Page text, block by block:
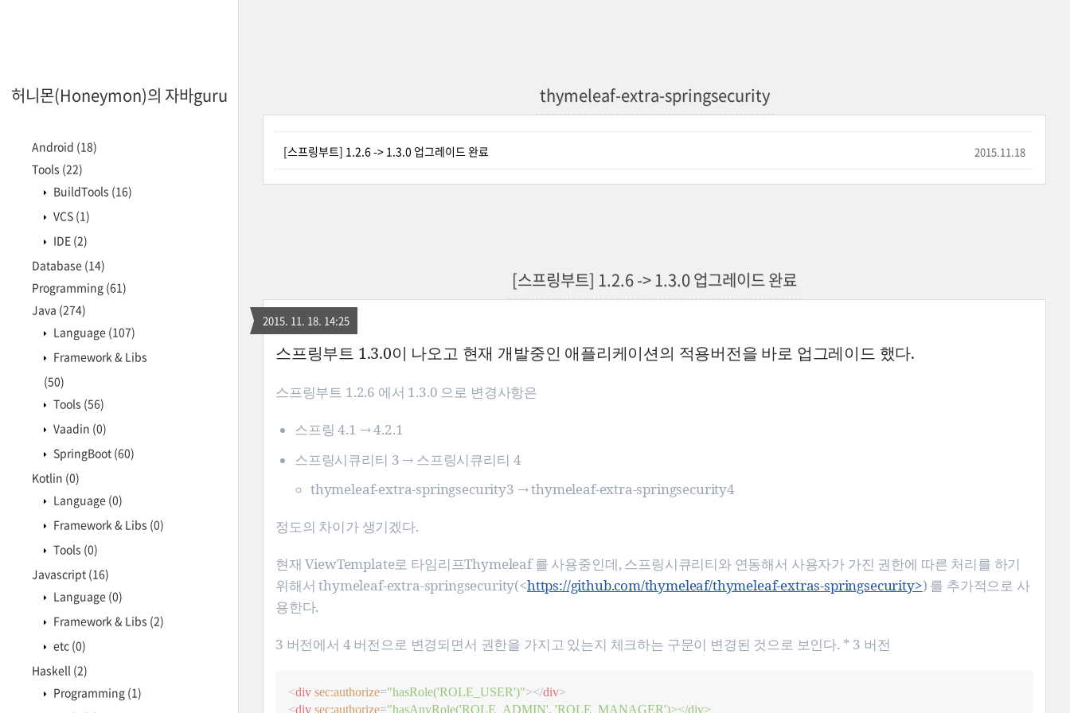
허니몬(Honeymon)의 자바guru
Android (18)
Tools (22)
BuildTools (16)
VCS (1)
IDE (2)
Database (14)
Programming (61)
Java (274)
Language (107)
Framework & Libs
(50)
Tools (56)
Vaadin (0)
SpringBoot (60)
Kotlin (0)
Language (0)
Framework & Libs (0)
Tools (0)
Javascript (16)
Language (0)
Framework & Libs (2)
etc (0)
Haskell (2)
Programming (1)
thymeleaf-extra-springsecurity
[스프링부트] 1.2.6 -> 1.3.0 업그레이드 완료 2015.11.18
[스프링부트] 1.2.6 -> 1.3.0 업그레이드 완료
2015. 11. 18. 14:25
스프링부트 1.3.0이 나오고 현재 개발중인 애플리케이션의 적용버전을 바로 업그레이드 했다.
스프링부트 1.2.6 에서 1.3.0 으로 변경사항은
스프링 4.1 → 4.2.1
스프링시큐리티 3 → 스프링시큐리티 4
thymeleaf-extra-springsecurity3 → thymeleaf-extra-springsecurity4
정도의 차이가 생기겠다.
현재 ViewTemplate로 타임리프Thymeleaf 를 사용중인데, 스프링시큐리티와 연동해서 사용자가 가진 권한에 따른 처리를 하기
위해서 thymeleaf-extra-springsecurity(<https://github.com/thymeleaf/thymeleaf-extras-springsecurity>) 를 추가적으로 사
용한다.
3 버전에서 4 버전으로 변경되면서 권한을 가지고 있는지 체크하는 구문이 변경된 것으로 보인다. * 3 버전
<div sec:authorize="hasRole('ROLE_USER')"></div>
<div sec:authorize="hasAnyRole('ROLE_ADMIN', 'ROLE_MANAGER')></div>